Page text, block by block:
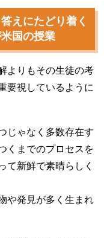
えにたどり着く
国の授業
よりもその生徒の考
要視しているように
じゃなく多数存在す
くまでのプロセスを
て新鮮で素晴らしく
や発見が多く生まれ